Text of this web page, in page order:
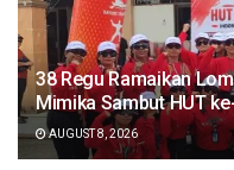
38 Regu Ramaikan
Mimika Sambut HUT
AUGUST 8, 2026